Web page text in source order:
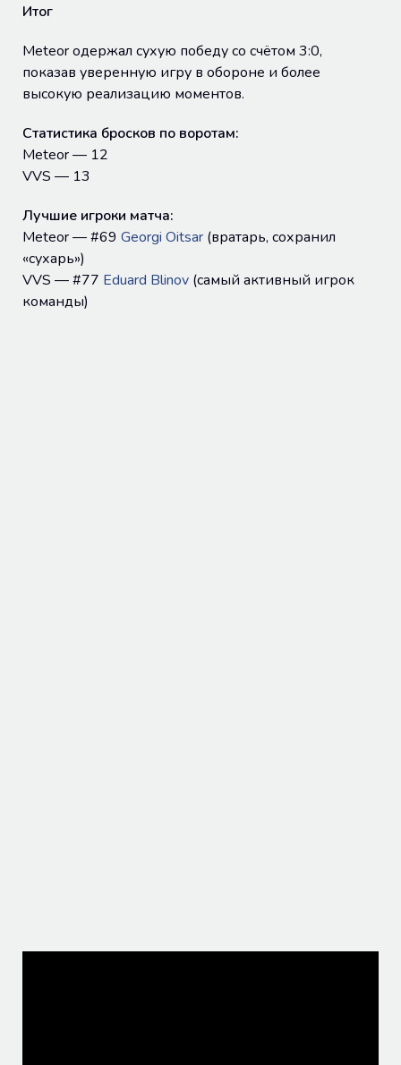
Итог
Meteor одержал сухую победу со счётом 3:0,
показав уверенную игру в обороне и более
высокую реализацию моментов.
Статистика бросков по воротам:
Meteor — 12
VVS — 13
Лучшие игроки матча:
Meteor — #69 Georgi Oitsar (вратарь, сохранил
«сухарь»)
VVS — #77 Eduard Blinov (самый активный игрок
команды)